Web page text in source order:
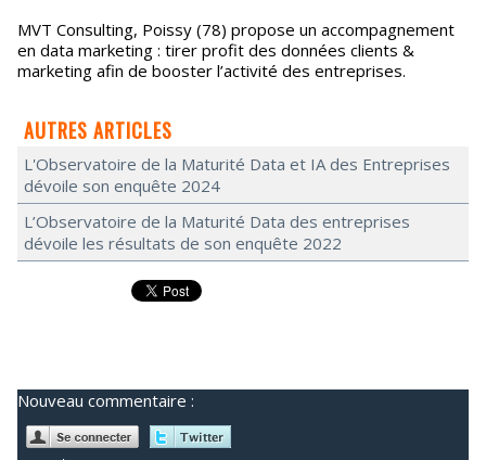
MVT Consulting, Poissy (78) propose un accompagnement
en data marketing : tirer profit des données clients &
marketing afin de booster l’activité des entreprises.
AUTRES ARTICLES
L'Observatoire de la Maturité Data et IA des Entreprises
dévoile son enquête 2024
L’Observatoire de la Maturité Data des entreprises
dévoile les résultats de son enquête 2022
Nouveau commentaire :